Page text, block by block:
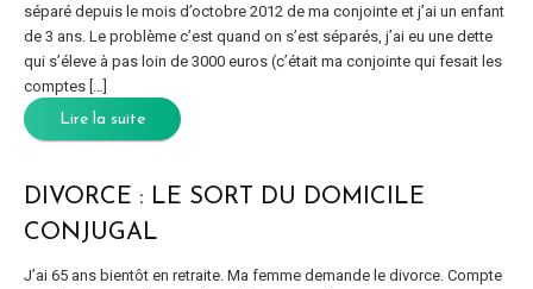
séparé depuis le mois d’octobre 2012 de ma conjointe et j’ai un enfant
de 3 ans. Le problème c’est quand on s’est séparés, j’ai eu une dette
qui s’éleve à pas loin de 3000 euros (c’était ma conjointe qui fesait les
comptes […]
Lire la suite
DIVORCE : LE SORT DU DOMICILE
CONJUGAL
J’ai 65 ans bientôt en retraite. Ma femme demande le divorce. Compte